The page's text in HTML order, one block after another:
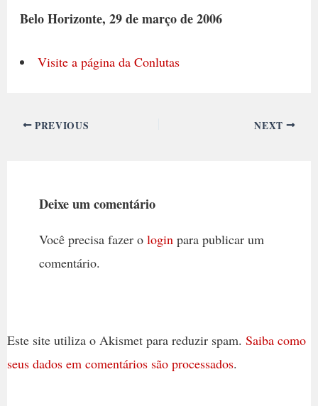
Belo Horizonte, 29 de março de 2006
Visite a página da Conlutas
PREVIOUS NEXT
Deixe um comentário
Você precisa fazer o login para publicar um
comentário.
Este site utiliza o Akismet para reduzir spam. Saiba como
seus dados em comentários são processados.